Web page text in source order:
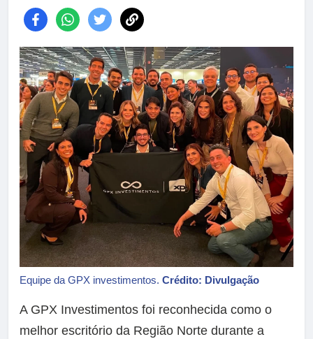
Equipe da GPX investimentos. Crédito: Divulgação
A GPX Investimentos foi reconhecida como o
melhor escritório da Região Norte durante a